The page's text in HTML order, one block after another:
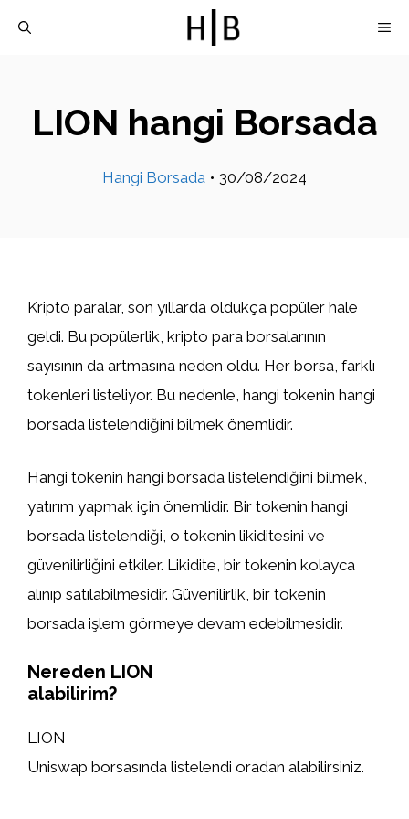
LION hangi Borsada
Hangi Borsada • 30/08/2024
Kripto paralar, son yıllarda oldukça popüler hale
geldi. Bu popülerlik, kripto para borsalarının
sayısının da artmasına neden oldu. Her borsa, farklı
tokenleri listeliyor. Bu nedenle, hangi tokenin hangi
borsada listelendiğini bilmek önemlidir.
Hangi tokenin hangi borsada listelendiğini bilmek,
yatırım yapmak için önemlidir. Bir tokenin hangi
borsada listelendiği, o tokenin likiditesini ve
güvenilirliğini etkiler. Likidite, bir tokenin kolayca
alınıp satılabilmesidir. Güvenilirlik, bir tokenin
borsada işlem görmeye devam edebilmesidir.
Nereden LION
alabilirim?
LION
Uniswap borsasında listelendi oradan alabilirsiniz.